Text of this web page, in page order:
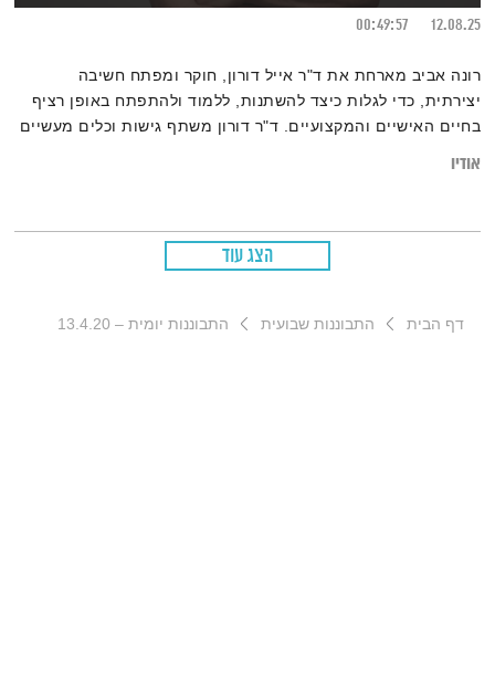
12.08.25
00:49:57
רונה אביב מארחת את ד"ר אייל דורון, חוקר ומפתח חשיבה
יצירתית, כדי לגלות כיצד להשתנות, ללמוד ולהתפתח באופן רציף
בחיים האישיים והמקצועיים. ד"ר דורון משתף גישות וכלים מעשיים
אודיו
הצג עוד
דף הבית התבוננות שבועית התבוננות יומית – 13.4.20